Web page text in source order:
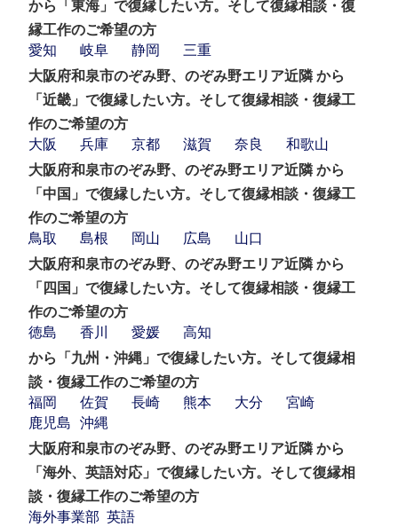
から「東海」で復縁したい方。そして復縁相談・復
縁工作のご希望の方
愛知
岐阜 静岡
三重
大阪府和泉市のぞみ野、のぞみ野エリア近隣 から
「近畿」で復縁したい方。そして復縁相談・復縁工
作のご希望の方
大阪
兵庫 京都 滋賀 奈良
和歌山
大阪府和泉市のぞみ野、のぞみ野エリア近隣 から
「中国」で復縁したい方。そして復縁相談・復縁工
作のご希望の方
鳥取
島根 岡山 広島
山口
大阪府和泉市のぞみ野、のぞみ野エリア近隣 から
「四国」で復縁したい方。そして復縁相談・復縁工
作のご希望の方
徳島
香川 愛媛
高知
から「九州・沖縄」で復縁したい方。そして復縁相
談・復縁工作のご希望の方
福岡
佐賀 長崎 熊本 大分
宮崎
鹿児島
沖縄
大阪府和泉市のぞみ野、のぞみ野エリア近隣 から
「海外、英語対応」で復縁したい方。そして復縁相
談・復縁工作のご希望の方
海外事業部 英語